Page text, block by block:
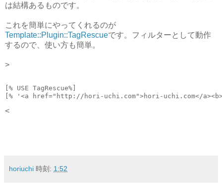
は結構あるものです。
これを簡単にやってくれるのが
Template::Plugin::TagRescueです。フィルターとして動作
するので、使い方も簡単。
>
[% USE TagRescue%]
[% '<a href="http://hori-uchi.com">hori-uchi.com</
<
horiuchi 時刻: 1:52